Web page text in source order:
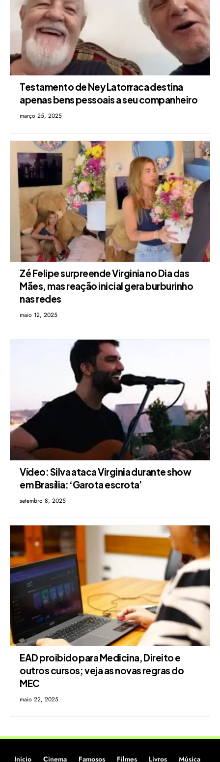
Testamento de Ney Latorraca destina
apenas bens pessoais a seu companheiro
março 25, 2025
Zé Felipe surpreende Virginia no Dia das
Mães, mas reação inicial gera burburinho
nas redes
maio 12, 2025
Vídeo: Silva ataca Virginia durante show
em Brasília: ‘Garota escrota’
setembro 8, 2025
EAD proibido para Medicina, Direito e
outros cursos; veja as novas regras do
MEC
maio 22, 2025
Inicio Cinema Famosos Filmes Livros Música